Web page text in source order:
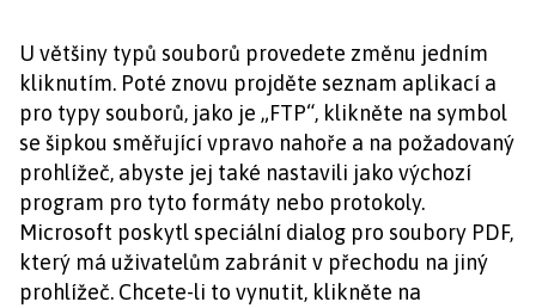
U většiny typů souborů provedete změnu jedním
kliknutím. Poté znovu projděte seznam aplikací a
pro typy souborů, jako je „FTP“, klikněte na symbol
se šipkou směřující vpravo nahoře a na požadovaný
prohlížeč, abyste jej také nastavili jako výchozí
program pro tyto formáty nebo protokoly.
Microsoft poskytl speciální dialog pro soubory PDF,
který má uživatelům zabránit v přechodu na jiný
prohlížeč. Chcete-li to vynutit, klikněte na